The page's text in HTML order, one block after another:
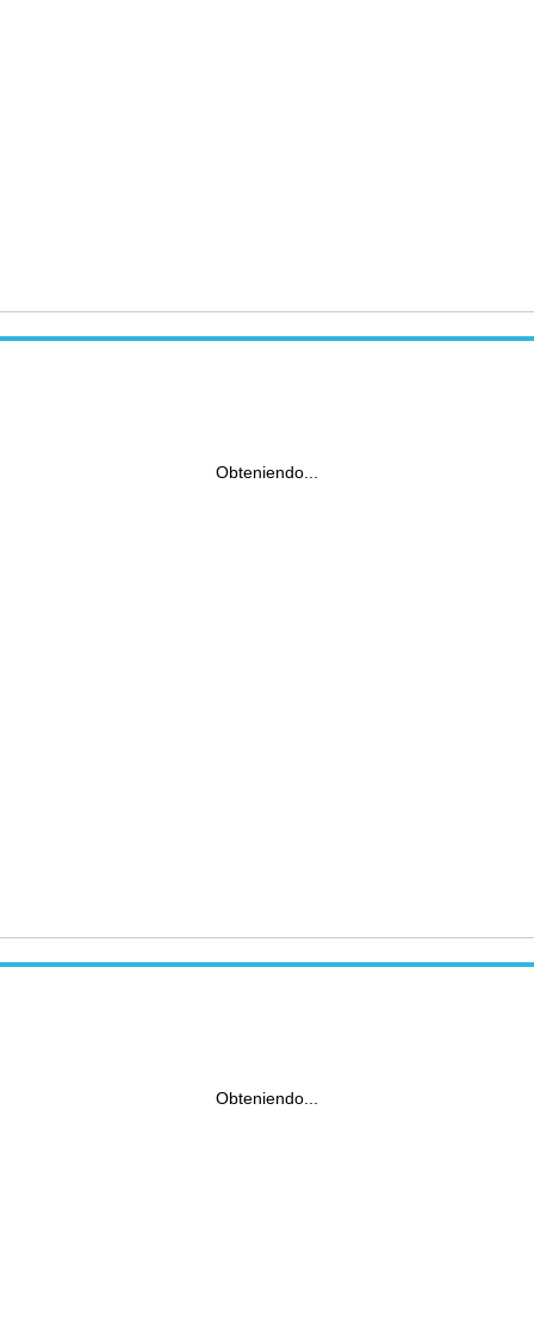
Obteniendo...
Obteniendo...